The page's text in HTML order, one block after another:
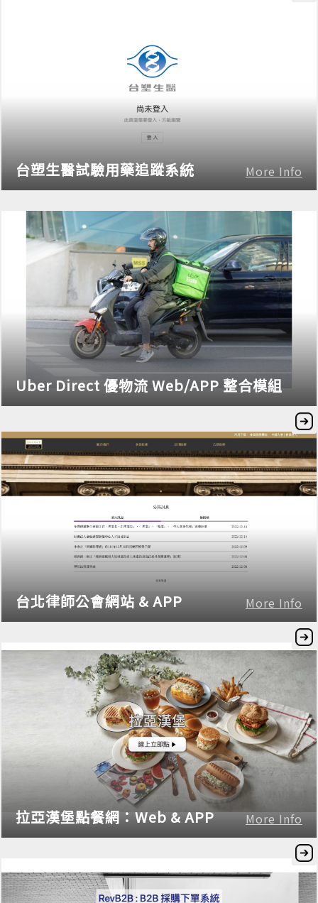
台塑生醫試驗用藥追蹤系統 More Info
Uber Direct 優物流 Web/APP 整合模組
台北律師公會網站 & APP More Info
拉亞漢堡點餐網：Web & APP More Info